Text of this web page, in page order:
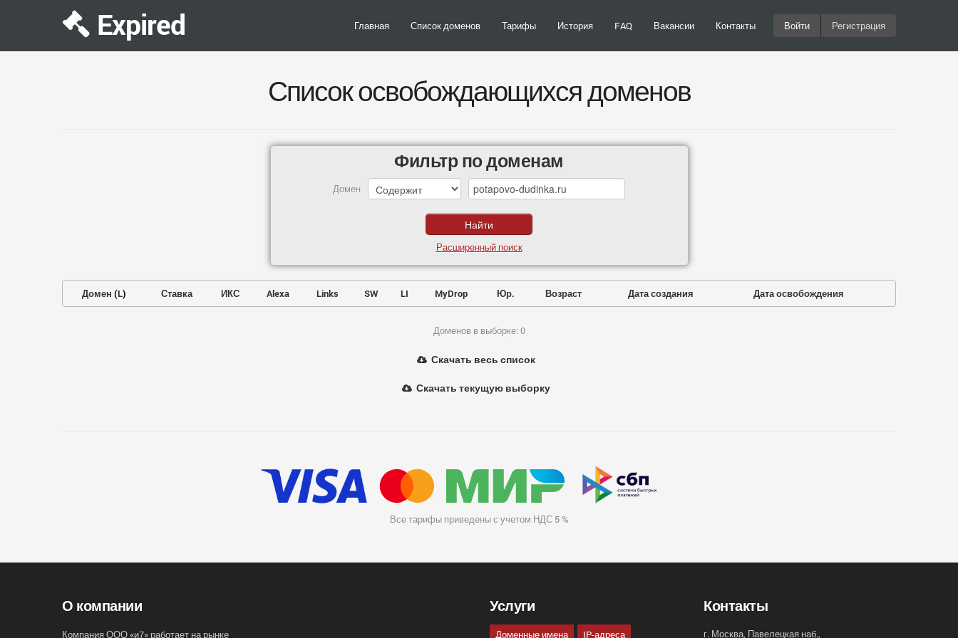
Expired Главная Список доменов Тарифы История FAQ Вакансии Контакты Войти Регистрация
Список освобождающихся доменов
Фильтр по доменам
Домен
Расширенный поиск
Домен (L) Ставка ИКС Alexa Links SW LI MyDrop Юр. Возраст Дата создания Дата освобождения
Доменов в выборке: 0
Скачать весь список
Скачать текущую выборку
Все тарифы приведены с учетом НДС 5 %
О компании
Компания ООО «и7» работает на рынке
Услуги
Доменные имена IP-адреса
Контакты
г. Москва, Павелецкая наб.,